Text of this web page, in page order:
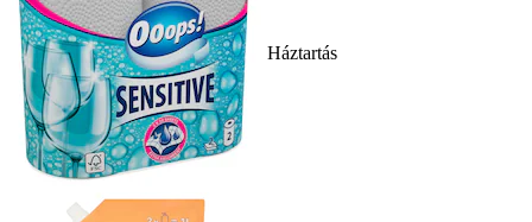
Háztartás